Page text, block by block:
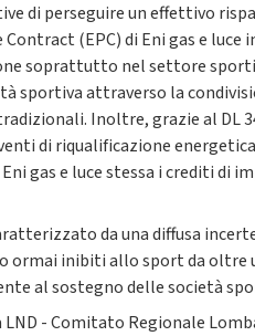
di perseguire un effettivo
(EPC) di Eni gas e luce
soprattutto nel settore
sportiva attraverso la
Inoltre, grazie al DL
di riqualificazione
gas e luce stessa i crediti di
da una diffusa
ormai inibiti allo sport da oltre
al sostegno delle società
- Comitato Regionale